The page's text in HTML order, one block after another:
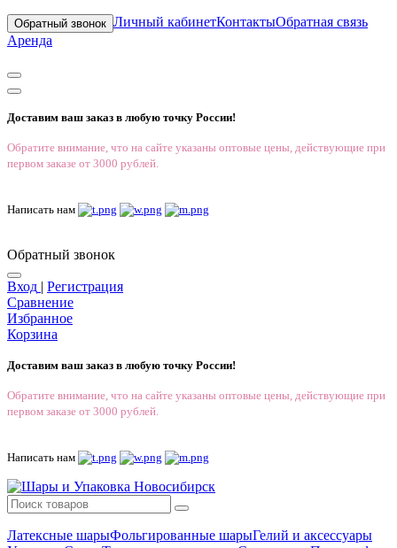
Обратный звонок Личный кабинетКонтактыОбратная связь
Аренда
Доставим ваш заказ в любую точку России!
Обратите внимание, что на сайте указаны оптовые цены, действующие при
первом заказе от 3000 рублей.
Написать нам
Обратный звонок
Вход | Регистрация
Сравнение
Избранное
Корзина
Доставим ваш заказ в любую точку России!
Обратите внимание, что на сайте указаны оптовые цены, действующие при
первом заказе от 3000 рублей.
Написать нам
Латексные шарыФольгированные шарыГелий и аксессуары